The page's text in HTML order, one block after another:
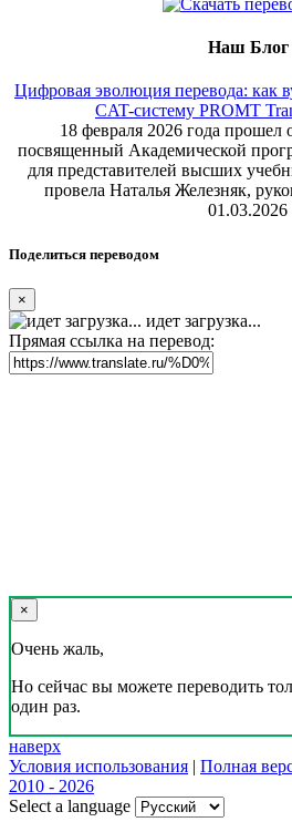
Наш Блог
Цифровая эволюция перевода: как
CAT-систему PROMT
18 февраля 2026 года прошел
посвященный Академической
для представителей высших
провела Наталья Железняк,
01.03.2026
Поделиться переводом
×
идет загрузка...
Прямая ссылка на перевод:
×
Очень жаль,
Но сейчас вы можете переводить
один раз.
наверх
Условия использования | Полная
2010 - 2026
Select a language